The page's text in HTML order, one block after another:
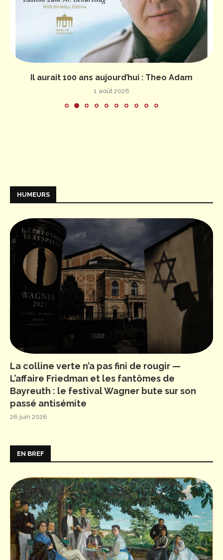
Il aurait 100 ans aujourd’hui : Theo Adam
1 août 2026
HUMEURS
La colline verte n’a pas fini de rougir —
L’affaire Friedman et les fantômes de
Bayreuth : le festival Wagner bute sur son
passé antisémite
26 juin 2026
EN BREF